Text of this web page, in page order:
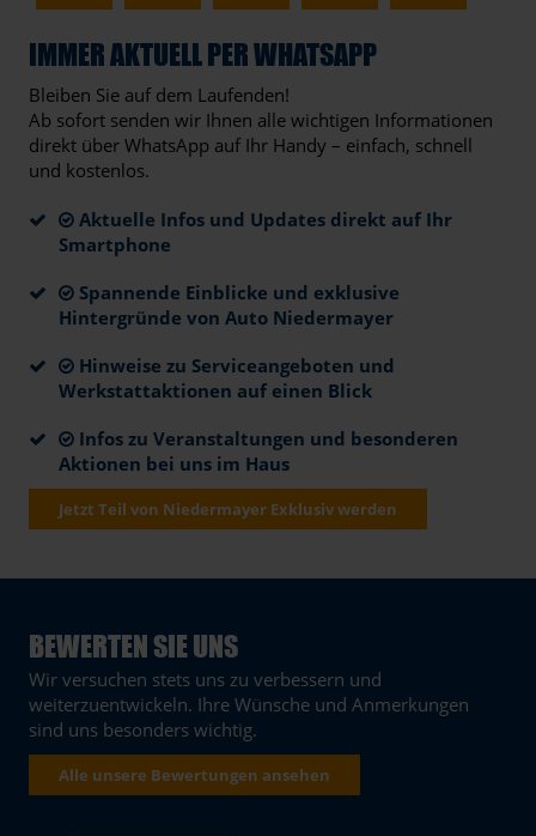
IMMER AKTUELL PER WHATSAPP
Bleiben Sie auf dem Laufenden!
Ab sofort senden wir Ihnen alle wichtigen Informationen
direkt über WhatsApp auf Ihr Handy – einfach, schnell
und kostenlos.
Aktuelle Infos und Updates direkt auf Ihr
Smartphone
Spannende Einblicke und exklusive
Hintergründe von Auto Niedermayer
Hinweise zu Serviceangeboten und
Werkstattaktionen auf einen Blick
Infos zu Veranstaltungen und besonderen
Aktionen bei uns im Haus
Jetzt Teil von Niedermayer Exklusiv werden
BEWERTEN SIE UNS
Wir versuchen stets uns zu verbessern und
weiterzuentwickeln. Ihre Wünsche und Anmerkungen
sind uns besonders wichtig.
Alle unsere Bewertungen ansehen